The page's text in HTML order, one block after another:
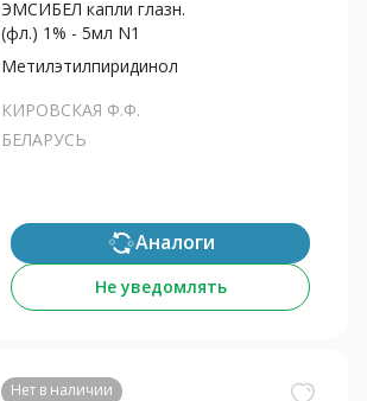
ЭМСИБЕЛ капли глазн.
(фл.) 1% - 5мл N1
Метилэтилпиридинол
КИРОВСКАЯ Ф.Ф.
БЕЛАРУСЬ
Аналоги
Не уведомлять
Нет в наличии